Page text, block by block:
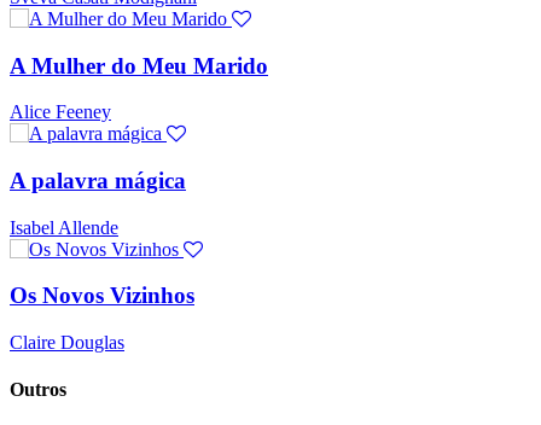
A Mulher do Meu Marido
Alice Feeney
A palavra mágica
Isabel Allende
Os Novos Vizinhos
Claire Douglas
Outros